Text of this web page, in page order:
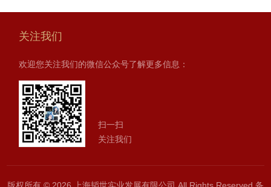
关注我们
欢迎您关注我们的微信公众号了解更多信息：
扫一扫
关注我们